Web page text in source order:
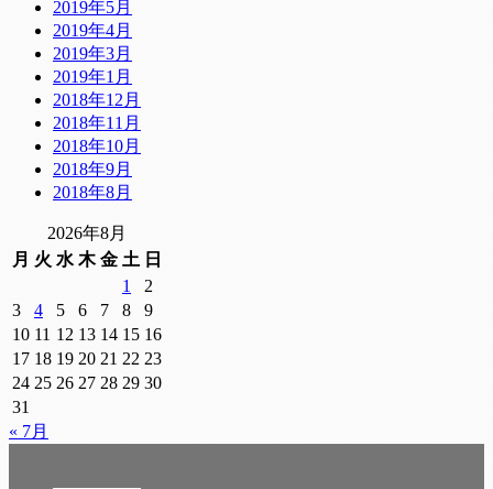
2019年5月
2019年4月
2019年3月
2019年1月
2018年12月
2018年11月
2018年10月
2018年9月
2018年8月
2026年8月
月 火 水 木 金 土 日
1
2
3
4 5 6 7 8
9
10 11 12 13 14 15 16
17 18 19 20 21 22 23
24 25 26 27 28 29 30
31
« 7月